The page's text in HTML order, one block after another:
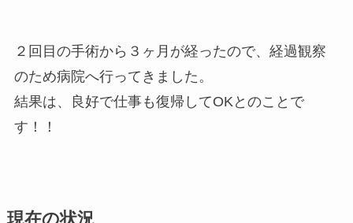
２回目の手術から３ヶ月が経ったので、経過観察
のため病院へ行ってきました。
結果は、良好で仕事も復帰してOKとのことで
す！！
現在の状況